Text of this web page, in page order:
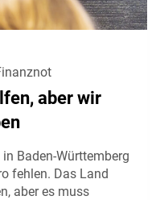
aber wir
Baden-Württemberg
fehlen. Das Land
aber es muss